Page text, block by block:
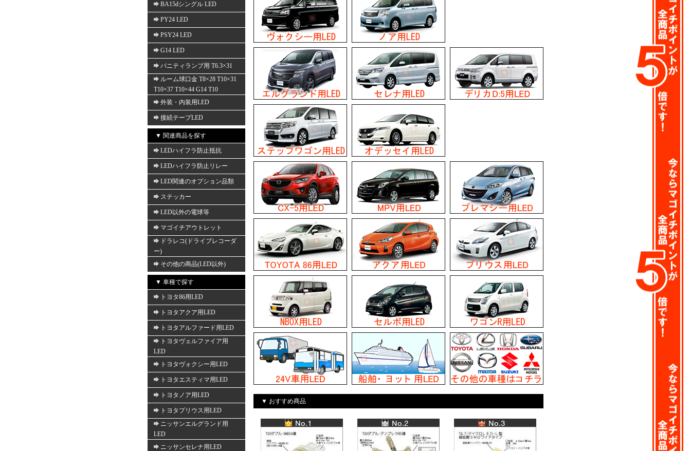
BA15dシングル LED
PY24 LED
PSY24 LED
G14 LED
バニティランプ用 T6.3×31
ルーム球口金 T8×28 T10×31
T10×37 T10×44 G14 T10
外装・内装用LED
接続テープLED
▼ 関連商品を探す
LEDハイフラ防止抵抗
LEDハイフラ防止リレー
LED関連のオプション品類
ステッカー
LED以外の電球等
マゴイチアウトレット
ドラレコ(ドライブレコーダ
ー)
その他の商品(LED以外)
▼ 車種で探す
トヨタ86用LED
トヨタアクア用LED
トヨタアルファード用LED
トヨタヴェルファイア用
LED
トヨタヴォクシー用LED
トヨタエスティマ用LED
トヨタノア用LED
トヨタプリウス用LED
ニッサンエルグランド用
LED
ニッサンセレナ用LED
▼ おすすめ商品